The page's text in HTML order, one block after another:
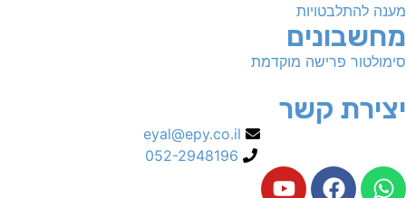
מענה להתלבטויות
מחשבונים
סימולטור פרישה מוקדמת
יצירת קשר
eyal@epy.co.il
052-2948196